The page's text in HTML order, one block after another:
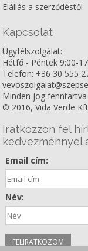
Elállás a szerződéstől
Kapcsolat
Ügyfélszolgálat:
Hétfő - Péntek 9:00-
Telefon: +36 30 555
Minden jog fenntartva
© 2016, Vida Verde
Iratkozzon fel
kedvezménnyel
Email cím:
Név: